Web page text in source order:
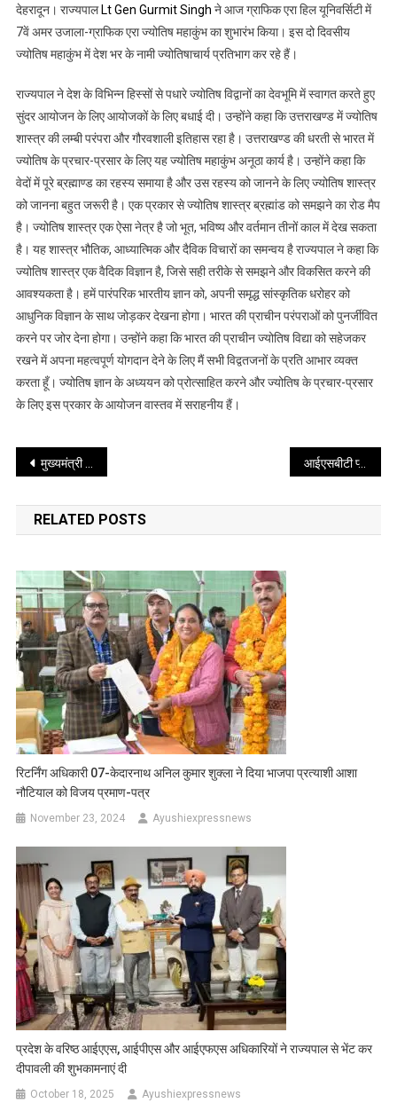
ने
आज
ग्राफिक
हिल
यूनिवर्सिटी
में
7वें
अमर
उजाला-
ग्राफिक
महाकुंभ
का
किया
शुभारंभ
देहरादून। राज्यपाल Lt Gen Gurmit Singh ने आज ग्राफिक एरा हिल यूनिवर्सिटी में
7वें अमर उजाला-ग्राफिक एरा ज्योतिष महाकुंभ का शुभारंभ किया। इस दो दिवसीय
ज्योतिष महाकुंभ में देश भर के नामी ज्योतिषाचार्य प्रतिभाग कर रहे हैं।
राज्यपाल ने देश के विभिन्न हिस्सों से पधारे ज्योतिष विद्वानों का देवभूमि में स्वागत करते हुए
सुंदर आयोजन के लिए आयोजकों के लिए बधाई दी। उन्होंने कहा कि उत्तराखण्ड में ज्योतिष
शास्त्र की लम्बी परंपरा और गौरवशाली इतिहास रहा है। उत्तराखण्ड की धरती से भारत में
ज्योतिष केप्रचार-प्रसार के लिए यह ज्योतिष महाकुंभ अनूठा कार्य है। उन्होंने कहा कि
वेदों में पूरे ब्रह्माण्ड का रहस्य समाया है और उस रहस्य को जानने के लिए ज्योतिष शास्त्र
को जानना बहुत जरूरी है। एक प्रकार से ज्योतिष शास्त्र ब्रह्मांड को समझने का रोड मैप
है। ज्योतिष शास्त्र एक ऐसा नेत्र है जो भूत, भविष्य और वर्तमान तीनों काल में देख सकता
है। यह शास्त्र भौतिक, आध्यात्मिक और दैविक विचारों का समन्वय है राज्यपाल ने कहा कि
ज्योतिष शास्त्र एक वैदिक विज्ञान है, जिसे सही तरीके से समझने और विकसित करने की
आवश्यकता है। हमें पारंपरिक भारतीय ज्ञान को, अपनी समृद्ध सांस्कृतिक धरोहर को
आधुनिक विज्ञान के साथ जोड़कर देखना होगा। भारत की प्राचीन परंपराओं को पुनर्जीवित
करने पर जोर देना होगा। उन्होंने कहा कि भारत की प्राचीन ज्योतिष विद्या को सहेजकर
रखने में अपना महत्वपूर्ण योगदान देने के लिए मैं सभी विद्वतजनों के प्रति आभार व्यक्त
करता हूँ। ज्योतिष ज्ञान के अध्ययन को प्रोत्साहित करने और ज्योतिष के प्रचार-प्रसार
के लिए इस प्रकार के आयोजन वास्तव में सराहनीय हैं।
Post
navigation
मुख्यमंत्री से आज मुख्यमंत्री आवास पर फ्रैंकफर्ट (जर्मनी) के संसद सदस्य श्री राहुल कुमार कंबोज ने भेंट की आईएसबीटी प्लाईओवर के नीचे छोटे वाहनों हेतु खोली गई 03 पार्किंग
RELATED POSTS
रिटर्निंग अधिकारी 07-केदारनाथ अनिल कुमार शुक्ला ने दिया भाजपा प्रत्याशी आशा
नौटियाल को विजय प्रमाण-पत्र
November 23, 2024 Ayushiexpressnews
प्रदेश के वरिष्ठ आईएएस, आईपीएस और आईएफएस अधिकारियों ने राज्यपाल से भेंट कर
दीपावली की शुभकामनाएं दी
October 18, 2025 Ayushiexpressnews